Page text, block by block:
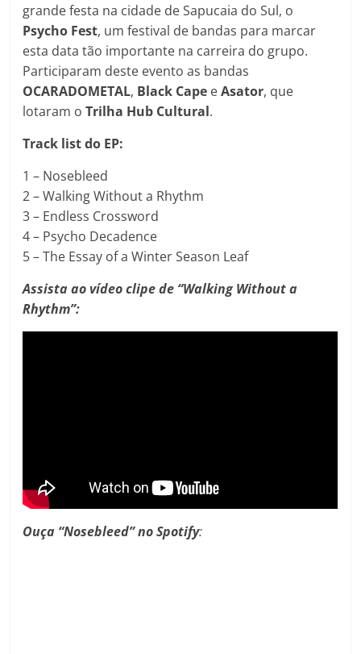
grande festa na cidade de Sapucaia do Sul, o
Psycho Fest, um festival de bandas para marcar
esta data tão importante na carreira do grupo.
Participaram deste evento as bandas
OCARADOMETAL, Black Cape eAsator, que
lotaram oTrilha Hub Cultural.
Track list do EP:
1 – Nosebleed
2 – Walking Without a Rhythm
3 – Endless Crossword
4 – Psycho Decadence
5 – The Essay of a Winter Season Leaf
Assista ao vídeo clipe de “Walking Without a
Rhythm”:
Ouça “Nosebleed” no Spotify: